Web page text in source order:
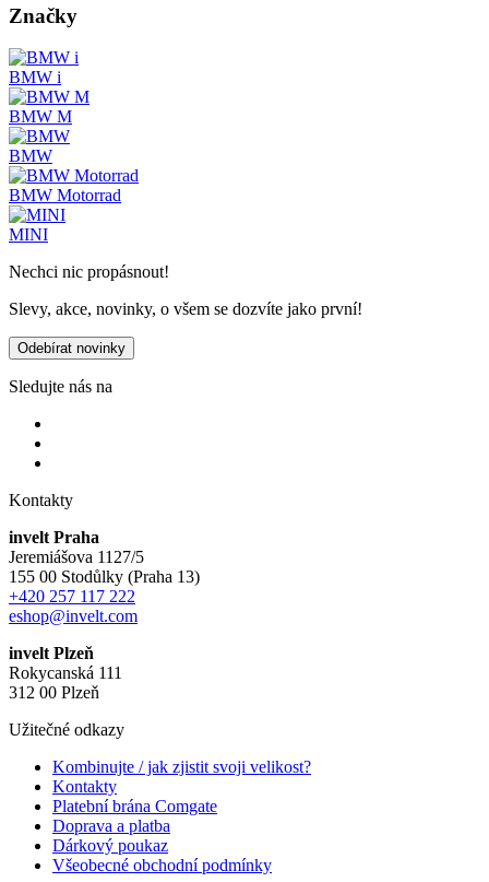
Značky
BMW i
BMW M
BMW
BMW Motorrad
MINI
Nechci nic propásnout!
Slevy, akce, novinky, o všem se dozvíte jako první!
Odebírat novinky
Sledujte nás na
Kontakty
invelt Praha
Jeremiášova 1127/5
155 00 Stodůlky (Praha 13)
+420 257 117 222
eshop@invelt.com
invelt Plzeň
Rokycanská 111
312 00 Plzeň
Užitečné odkazy
Kombinujte / jak zjistit svoji velikost?
Kontakty
Platební brána Comgate
Doprava a platba
Dárkový poukaz
Všeobecné obchodní podmínky